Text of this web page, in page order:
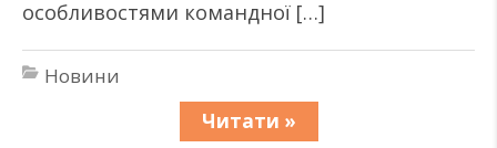
особливостями командної […]
Новини
Читати »